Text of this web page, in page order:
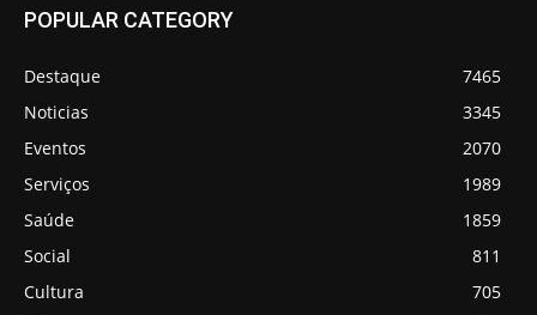
POPULAR CATEGORY
Destaque
7465
Noticias
3345
Eventos
2070
Serviços
1989
Saúde
1859
Social
811
Cultura
705